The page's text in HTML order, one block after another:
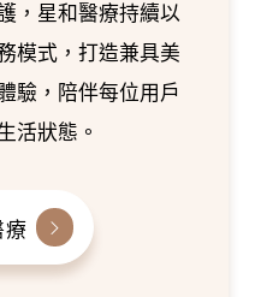
，星和醫療持續以
模式，打造兼具美
驗，陪伴每位用戶
活狀態。
療